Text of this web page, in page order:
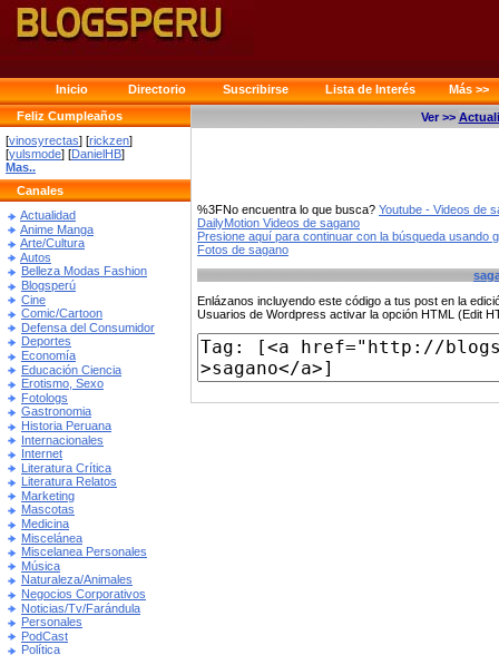
Inicio Directorio Suscribirse Lista de Interés
Más >>
Feliz Cumpleaños
[vinosyrectas] [rickzen]
[yulsmode] [DanielHB]
Mas..
Canales
Actualidad
Anime Manga
Arte/Cultura
Autos
Belleza Modas Fashion
Blogsperú
Cine
Comic/Cartoon
Defensa del Consumidor
Deportes
Economía
Educación Ciencia
Erotismo, Sexo
Fotologs
Gastronomia
Historia Peruana
Internacionales
Internet
Literatura Crítica
Literatura Relatos
Marketing
Mascotas
Medicina
Miscelánea
Miscelanea Personales
Música
Naturaleza/Animales
Negocios Corporativos
Noticias/Tv/Farándula
Personales
PodCast
Política
Ver >>
%3FNo encuentra lo que busca? Youtube - Videos de
DailyMotion Videos de sagano
Presione aquí para continuar con la búsqueda usando
Fotos de sagano
Enlázanos incluyendo este código a tus post en la
Usuarios de Wordpress activar la opción HTML (Edit